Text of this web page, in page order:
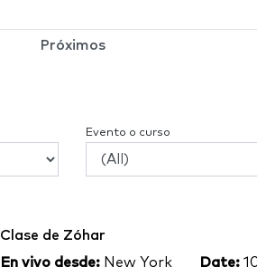
Próximos
Evento o curso
Clase de Zóhar
En vivo desde: New York Date: